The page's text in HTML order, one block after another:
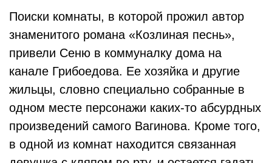
Поиски комнаты, в которой прожил автор
знаменитого романа «Козлиная песнь»,
привели Сеню в коммуналку дома на
канале Грибоедова. Ее хозяйка и другие
жильцы, словно специально собранные в
одном месте персонажи каких-то абсурдных
произведений самого Вагинова. Кроме того,
в одной из комнат находится связанная